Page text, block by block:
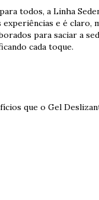
todos, a Linha
experiências e é claro,
para saciar a
cada toque.
que o Gel